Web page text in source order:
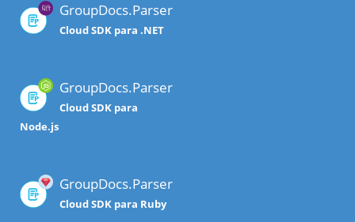
GroupDocs.Parser
Cloud SDK para .NET
GroupDocs.Parser
Cloud SDK para
Node.js
GroupDocs.Parser
Cloud SDK para Ruby